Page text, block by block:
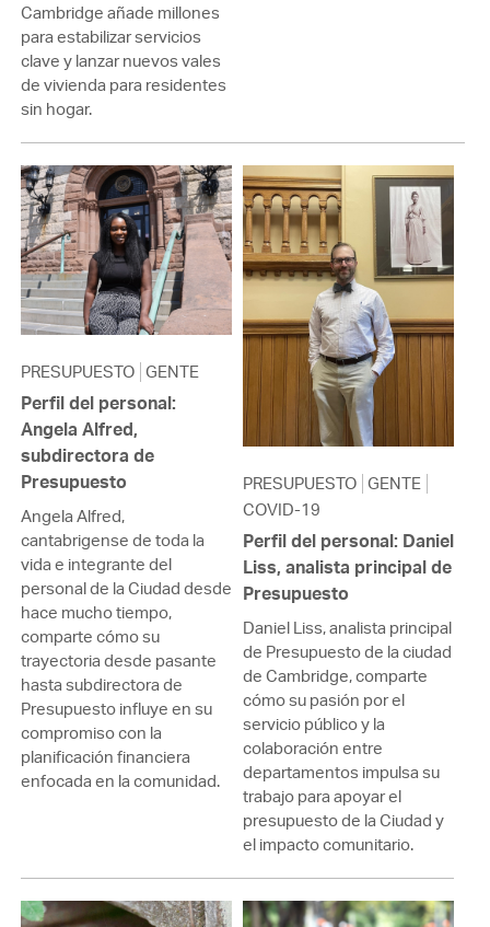
Cambridge añade millones
para estabilizar servicios
clave y lanzar nuevos vales
de vivienda para residentes
sin hogar.
PRESUPUESTO GENTE
Perfil del personal:
Angela Alfred,
subdirectora de
Presupuesto
Angela Alfred,
cantabrigense de toda la
vida e integrante del
personal de la Ciudad desde
hace mucho tiempo,
comparte cómo su
trayectoria desde pasante
hasta subdirectora de
Presupuesto influye en su
compromiso con la
planificación financiera
enfocada en la comunidad.
PRESUPUESTO GENTE
COVID-19
Perfil del personal: Daniel
Liss, analista principal de
Presupuesto
Daniel Liss, analista principal
de Presupuesto de la ciudad
de Cambridge, comparte
cómo su pasión por el
servicio público y la
colaboración entre
departamentos impulsa su
trabajo para apoyar el
presupuesto de la Ciudad y
el impacto comunitario.